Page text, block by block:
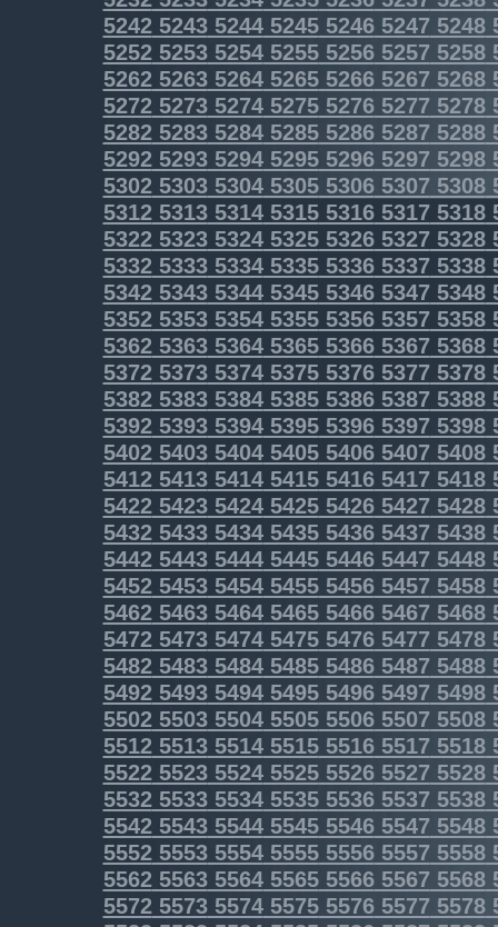
524252435244524552465247 5248
525252535254525552565257 5258
526252635264526552665267 5268
527252735274527552765277 5278
528252835284528552865287 5288
529252935294529552965297 5298
530253035304530553065307 5308
5312531353145315531653175318
5322532353245325532653275328
5332533353345335533653375338
5342534353445345534653475348
5352535353545355535653575358
5362536353645365536653675368
5372537353745375537653775378
5382538353845385538653875388
5392539353945395539653975398
5402540354045405540654075408
5412541354145415541654175418
5422542354245425542654275428
5432543354345435543654375438
5442544354445445544654475448
545254535454545554565457 5458
546254635464546554665467 5468
547254735474547554765477 5478
548254835484548554865487 5488
549254935494549554965497 5498
550255035504550555065507 5508
551255135514551555165517 5518
552255235524552555265527 5528
553255335534553555365537 5538
554255435544554555465547 5548
555255535554555555565557 5558
556255635564556555665567 5568
557255735574557555765577 5578